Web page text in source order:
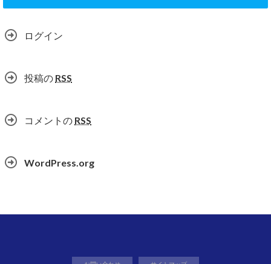
ログイン
投稿の RSS
コメントの RSS
WordPress.org